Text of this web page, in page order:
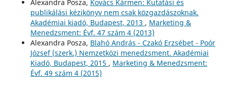
Alexandra Posza, Kovács Kármen: Kutatási és
publikálási kézikönyv nem csak közgazdászoknak.
Akadémiai kiadó, Budapest, 2013 , Marketing &
Menedzsment: Évf. 47 szám 4 (2013)
Alexandra Posza, Blahó András - Czakó Erzsébet - Poór
József (szerk.) Nemzetközi menedzsment. Akadémiai
Kiadó, Budapest, 2015 , Marketing & Menedzsment:
Évf. 49 szám 4 (2015)